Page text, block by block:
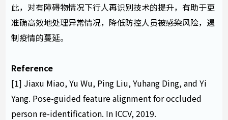
此，对有障碍物情况下行人再识别技术的提升，有助于更
准确高效地处理异常情况，降低防控人员被感染风险，遏
制疫情的蔓延。
Reference
[1] Jiaxu Miao, Yu Wu, Ping Liu, Yuhang Ding, and Yi
Yang. Pose-guided feature alignment for occluded
person re-identification. In ICCV, 2019.